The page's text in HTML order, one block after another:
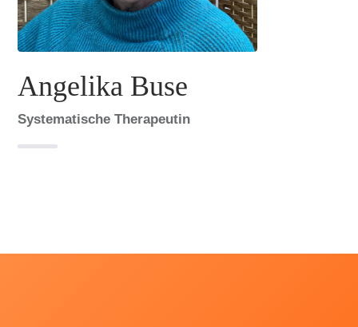
Angelika Buse
Systematische Therapeutin